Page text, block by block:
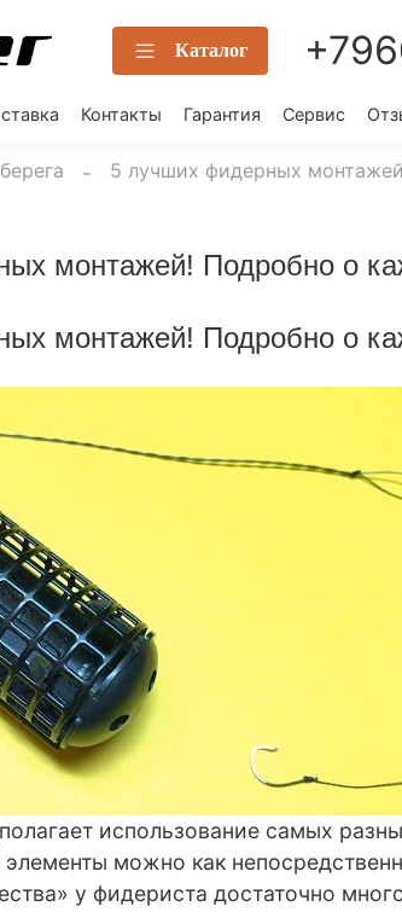
Каталог
Контакты Гарантия Сервис
5 лучших фидерных
монтажей! Подробно о
монтажей! Подробно о
использование самых
элементы можно как
у фидериста достаточно